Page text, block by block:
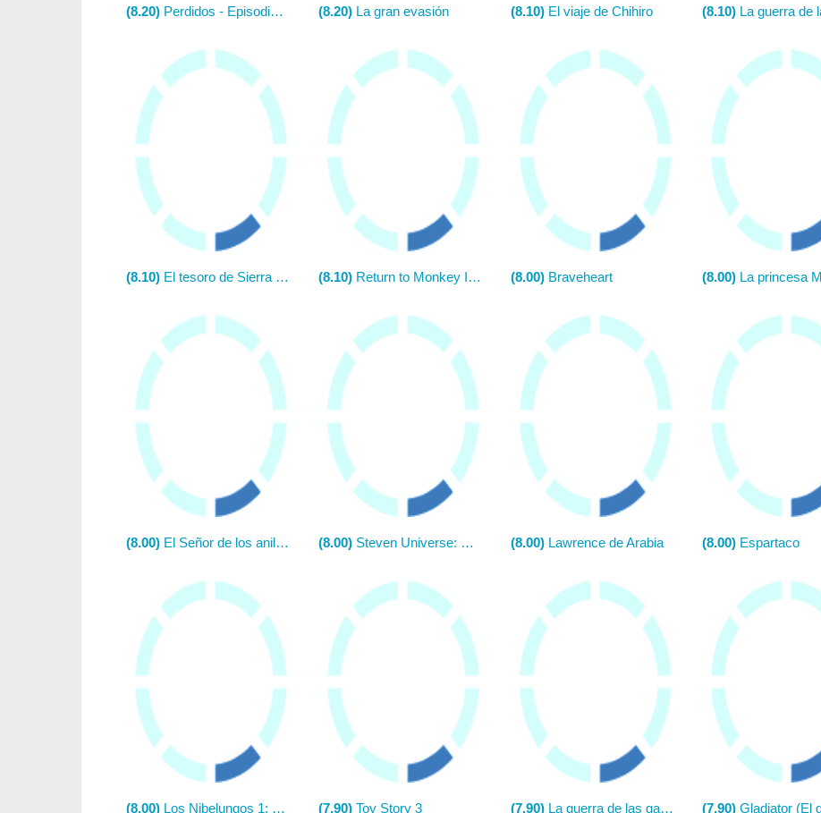
(8.20) Perdidos - Episodio piloto (TV) (8.20) La gran evasión (8.10) El viaje de Chihiro (8.10) La guerra de las galaxias. Episodio V: El
(8.10) El tesoro de Sierra Madre (8.10) Return to Monkey Island (8.00) Braveheart (8.00) La princesa
(8.00) El Señor de los anillos: Las dos torres (8.00) Steven Universe: The Movie (TV) (8.00) Lawrence de Arabia (8.00) Espartaco
(8.00) Los Nibelungos 1: La muerte de Sigfrido (Los Nibelungos Parte I) (7.90) Toy Story 3 (7.90) La guerra de las galaxias. Episodio VI: El retorno del Jedi (7.90)Gladiator (El